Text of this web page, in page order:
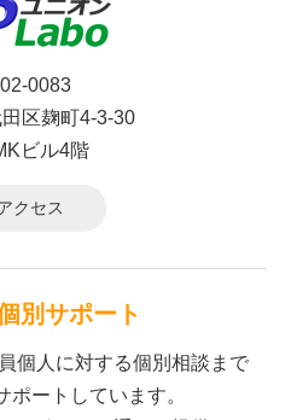
0083
区麹町4-3-30
ビル4階
クセス
別サポート
個人に対する個別相談まで
ートしています。